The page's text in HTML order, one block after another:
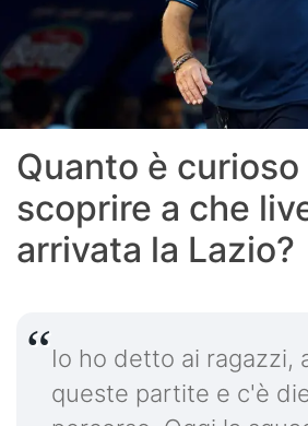
Quanto è curioso
scoprire a che
arrivata la Lazio?
Io ho detto ai ragazzi,
queste partite e c'è